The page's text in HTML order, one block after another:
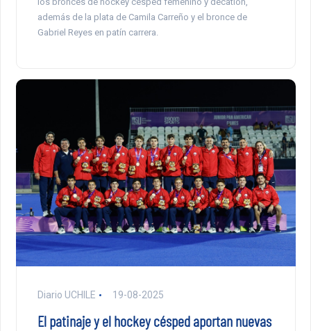
además de la plata de Camila Carreño y el bronce de
Gabriel Reyes en patín carrera.
Diario UCHILE 19-08-2025
El patinaje y el hockey césped aportan nuevas